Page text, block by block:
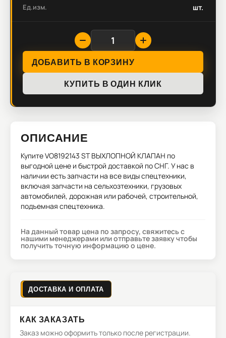
Ед.изм. шт.
ДОБАВИТЬ В КОРЗИНУ
КУПИТЬ В ОДИН КЛИК
ОПИСАНИЕ
КупитеVO8192143 ST ВЫХЛОПНОЙ КЛАПАН по
выгодной цене и быстрой доставкой по СНГ. У нас в
наличии есть запчасти на все виды спецтехники,
включая запчасти на сельхозтехники, грузовых
автомобилей, дорожная или рабочей, строительной,
подъемная спецтехника.
На данный товар цена по запросу, свяжитесь с
нашими менеджерами или отправьте заявку чтобы
получить точную информацию о цене.
ДОСТАВКА И ОПЛАТА
КАК ЗАКАЗАТЬ
Заказ можно оформить только после регистрации.